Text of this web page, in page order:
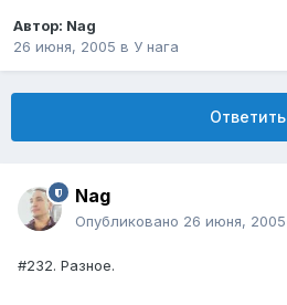
Автор: Nag
26 июня, 2005 в У нага
Ответить
Nag
Опубликовано 26 июня, 2005
#232. Разное.